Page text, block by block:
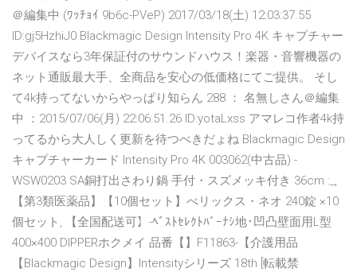
＠編集中 (ﾜｯﾁｮｲ 9b6c-PVeP) 2017/03/18(土) 12:03:37.55
ID:gj5HzhiJ0 Blackmagic Design Intensity Pro 4K キャプチャー
デバイスなら3年保証付のサウンドハウス！楽器・音響機器の
ネット通販最大手、全商品を安心の低価格にてご提供。 そし
て4k持ってないからやっぱり知らん 288 ： 名無しさん＠編集
中 ：2015/07/06(月) 22:06:51.26 ID:yotaLxss アマレコ作者4k持
ってるから大人しく更新を待つべきだょね Blackmagic Design
キャプチャーカード Intensity Pro 4K 003062(中古品) -
WSW0203 SA銅打出さわり鍋 手付・スズメッキ付き 36cm :_,
【第3類医薬品】【10個セット】べリックス・ネオ 240錠 ×10
個セット, 【全国配送可】-ﾍﾞｽﾄｾﾚｸﾄﾊﾞｰﾅｼ地･凹凸壁面用L型
400×400 DIPPERホクメイ 品番【】F11863-【介護用品
【Blackmagic Design】Intensityシリーズ 18th [転載禁